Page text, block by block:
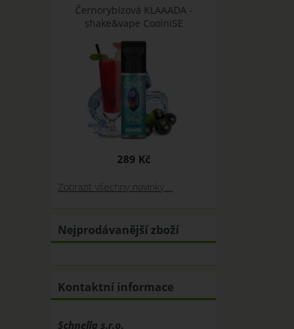
Černorybízová KLAAADA -
shake&vape CoolniSE
289 Kč
Zobrazit všechny novinky ...
Nejprodávanější zboží
Kontaktní informace
Schnella s.r.o.